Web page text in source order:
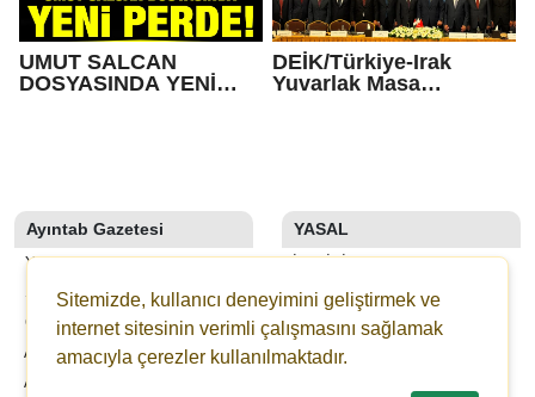
UMUT SALCAN
DOSYASINDA YENİ
DEİK/Türkiye-Irak
Yuvarlak Masa
Ayıntab Gazetesi
YAZARLAR
SON DAKİKA
GALERİLER
AYINTAB TV
ANKETLER
YASAL
İLETIŞIM
KÜNYE
YAYIN İLKELERI
KURALLAR
Sitemizde, kullanıcı deneyimini geliştirmek ve
internet sitesinin verimli çalışmasını sağlamak
amacıyla çerezler kullanılmaktadır.